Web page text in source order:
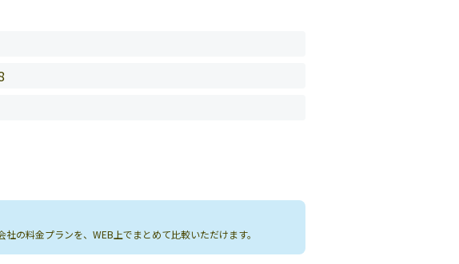
の料金プランを、WEB上でまとめて比較いただけます。